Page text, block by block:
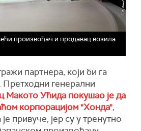
произвођач и продавац возила
партнера, који би га
Претходни генерални
Макото Ућида покушао је да
корпорацијом "Хонда",
привуче, јер су у тренутно